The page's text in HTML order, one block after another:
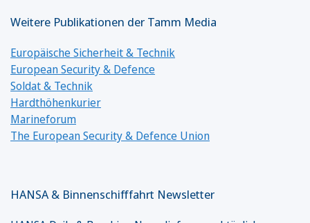
Weitere Publikationen der Tamm Media
Europäische Sicherheit & Technik
European Security & Defence
Soldat & Technik
Hardthöhenkurier
Marineforum
The European Security & Defence Union
HANSA & Binnenschifffahrt Newsletter